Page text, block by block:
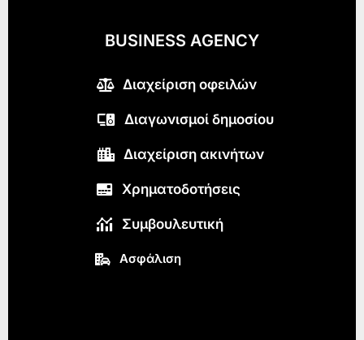
BUSINESS AGENCY
Διαχείριση οφειλών
Διαγωνισμοί δημοσίου
Διαχείριση ακινήτων
Χρηματοδοτήσεις
Συμβουλευτική
Ασφάλιση